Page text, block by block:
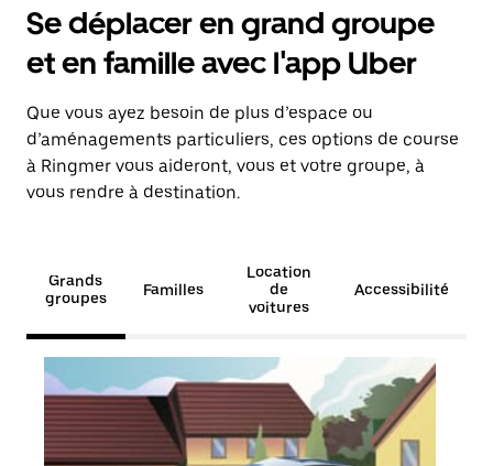
Se déplacer en grand groupe
et en famille avec l'app Uber
Que vous ayez besoin de plus d’espace ou
d’aménagements particuliers, ces options de course
à Ringmer vous aideront, vous et votre groupe, à
vous rendre à destination.
Grands
groupes
Familles
Location
de
voitures
Accessibilité